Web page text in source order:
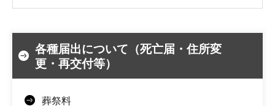
各種届出について（死亡届・住所変
更・再交付等）
葬祭料